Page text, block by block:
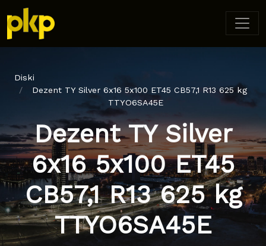
Diski
Dezent TY Silver 6x16 5x100 ET45 CB57,1 R13 625 kg
TTYO6SA45E
Dezent TY Silver
6x16 5x100 ET45
CB57,1 R13 625 kg
TTYO6SA45E